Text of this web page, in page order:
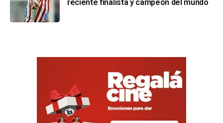
reciente finalista y campeón del mundo